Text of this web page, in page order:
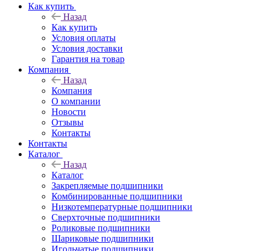
Как купить
Назад
Как купить
Условия оплаты
Условия доставки
Гарантия на товар
Компания
Назад
Компания
О компании
Новости
Отзывы
Контакты
Контакты
Каталог
Назад
Каталог
Закрепляемые подшипники
Комбинированные подшипники
Низкотемпературные подшипники
Сверхточные подшипники
Роликовые подшипники
Шариковые подшипники
Игольчатые подшипники